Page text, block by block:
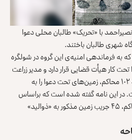
با «تحریک» طالبان محلی دعوا
شهری طالبان باختند.
به فرماندهی امنیه‌ی این گروه در شولگره
کار هیأت قضایی قرار دارد و مدیر زراعت
ولسوالی شولگره برخلاف ماده ۱۰۲ محاکم، زمین‌های تحت دعوا را به
در این نامه گفته شده است که براساس
حکم ماده ۹۱ اصول‌نامه‌ی محاکم، ۴۵ جریب زمین مذکور به «ذوالید»